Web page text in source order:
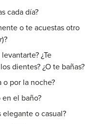
cada día?
o te acuestas otro
)?
¿Te
dientes? ¿O te bañas?
o por la noche?
en el baño?
elegante o casual?